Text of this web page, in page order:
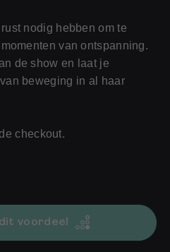
nodig hebben om te
van ontspanning.
de show en laat je
beweging in al haar
checkout.
voordeel
fitness professionals